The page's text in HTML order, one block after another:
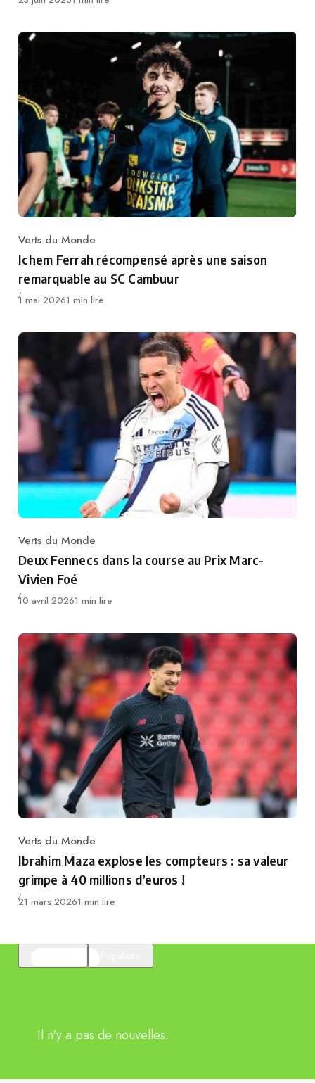
Category
Verts du Monde
Ichem Ferrah récompensé après une saison
remarquable au SC Cambuur
Publié
1 mai 20261 min lire
Category
Verts du Monde
Deux Fennecs dans la course au Prix Marc-
Vivien Foé
Publié
10 avril 20261 min lire
Category
Verts du Monde
Ibrahim Maza explose les compteurs : sa valeur
grimpe à 40 millions d’euros !
Publié
21 mars 20261 min lire
Il n'y a pas de nouvelles.